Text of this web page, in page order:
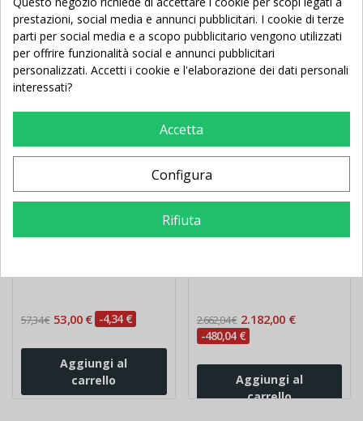
Nuovo
100x100x1,5
57,34 € 53,00 € -4,34 €
Aggiungi al
carrello
Nuovo
Piscina Mare Nido Soft -
2.662,04 € 2.182,00 €
-480,04 €
Aggiungi al
carrello
prestazioni, social media e annunci pubblicitari. I cookie di terze
parti per social media e a scopo pubblicitario vengono utilizzati
per offrire funzionalità social e annunci pubblicitari
personalizzati. Accetti i cookie e l'elaborazione dei dati personali
interessati?
Accetta
Configura
Rifiuta